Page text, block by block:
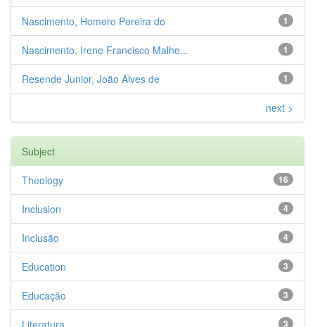
1
Nascimento, Homero Pereira do
1
Nascimento, Irene Francisco Malhe...
1
Resende Junior, João Alves de
next >
Subject
16
Theology
4
Inclusion
4
Inclusão
3
Education
3
Educação
3
Literatura